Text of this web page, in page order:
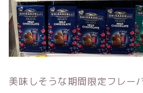
美味しそうな期間限定フレー